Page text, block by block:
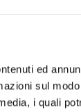
ed
sul
i quali